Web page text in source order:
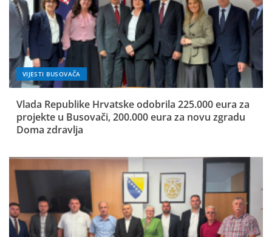
VIJESTI BUSOVAČA
Vlada Republike Hrvatske odobrila 225.000 eura za
projekte u Busovači, 200.000 eura za novu zgradu
Doma zdravlja